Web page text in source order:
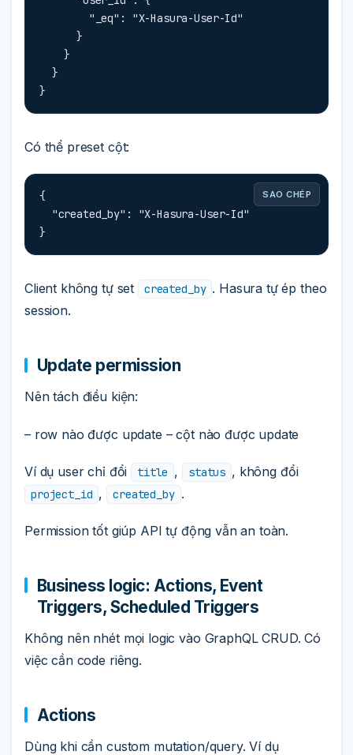
      }
    }
}
Có thể preset cột:
SAO CHÉP
{
}
Client không tự set created_by . Hasura tự ép theo
session.
Update permission
Nên tách điều kiện:
– row nào được update – cột nào được update
Ví dụ user chỉ đổi title , status , không đổi
project_id , created_by .
Permission tốt giúp API tự động vẫn an toàn.
Business logic: Actions, Event
Triggers, Scheduled Triggers
Không nên nhét mọi logic vào GraphQL CRUD. Có
việc cần code riêng.
Actions
Dùng khi cần custom mutation/query. Ví dụ